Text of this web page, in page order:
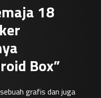
18
Box”
grafis dan juga